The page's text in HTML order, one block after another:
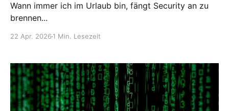
Wann immer ich im Urlaub bin, fängt Security an zu
brennen...
22 Apr. 2026 1 Min. Lesezeit